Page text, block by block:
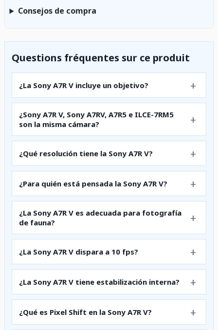
Consejos de compra
Questions fréquentes sur ce produit
¿La Sony A7R V incluye un objetivo?
¿Sony A7R V, Sony A7RV, A7R5 e ILCE-7RM5
son la misma cámara?
¿Qué resolución tiene la Sony A7R V?
¿Para quién está pensada la Sony A7R V?
¿La Sony A7R V es adecuada para fotografía
de fauna?
¿La Sony A7R V dispara a 10 fps?
¿La Sony A7R V tiene estabilización interna?
¿Qué es Pixel Shift en la Sony A7R V?